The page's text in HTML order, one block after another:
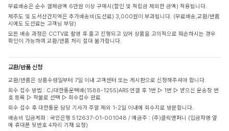
무료배송은 순수 결제금액 6만원 이상 구매시(할인 및 적립금 제외한 금액) 적용됩니다.
제주도 및 도서산간지역은 추가배송비(도선료) 3,000원이 부과됩니다. (무료배송,교환/반품
시에도 도선료는 고객님 부담)
모든 배송 과정은 CCTV로 촬영 후 출고 진행되고 있어 상품을 고의적으로 훼손하시는 경우
확인이 가능하며 교환/반품 처리 절대 불가합니다.
교환/반품 신청
교환/반품은 상품수령일부터 7일 이내 고객센터 또는 게시판으로 신청해주셔야 합니다.
회수 접수 방법 : CJ대한통운택배(1588-1255)ARS 연결 후 1번 ▷ 1번 ▷ 받으신 운송장 번
호 등록 ▷ 착불로 선택 ▷ 회수접수 완료
회수 접수 후 대한통운 담당 기사가 주말 제외 1-2일 이내에 회수지로 방문합니다.
배송비 입금계좌 : 국민은행 512637-01-001048 / 예금주 : (주)클릭앤퍼니 (입금자명 옆
에 휴대폰 뒷번호 4자리 기재 요청)